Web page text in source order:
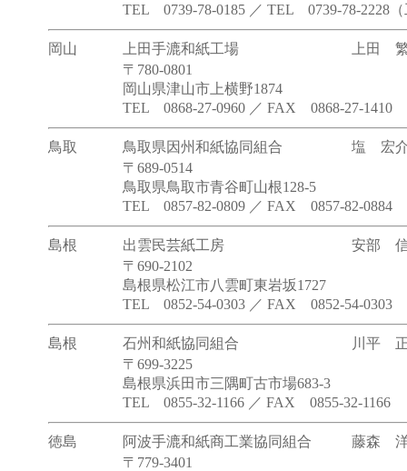
TEL 0739-78-0185 ／ TEL 0739-78-2228
岡山 上田手漉和紙工場
上田
〒780-0801
岡山県津山市上横野1874
TEL 0868-27-0960 ／ FAX 0868-27-1410
鳥取 鳥取県因州和紙協同組合
塩 宏介
〒689-0514
鳥取県鳥取市青谷町山根128-5
TEL 0857-82-0809 ／ FAX 0857-82-0884
島根 出雲民芸紙工房
安部 信
〒690-2102
島根県松江市八雲町東岩坂1727
TEL 0852-54-0303 ／ FAX 0852-54-0303
島根 石州和紙協同組合
川平
〒699-3225
島根県浜田市三隅町古市場683-3
TEL 0855-32-1166 ／ FAX 0855-32-1166
徳島 阿波手漉和紙商工業協同組合
藤森 洋
〒779-3401